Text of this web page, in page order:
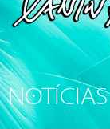
NOTÍCIAS